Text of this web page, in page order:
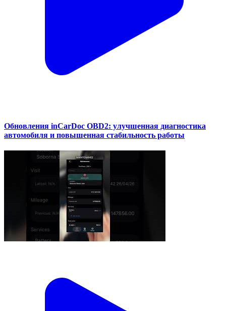
Обновления inCarDoc OBD2: улучшенная диагностика
автомобиля и повышенная стабильность работы